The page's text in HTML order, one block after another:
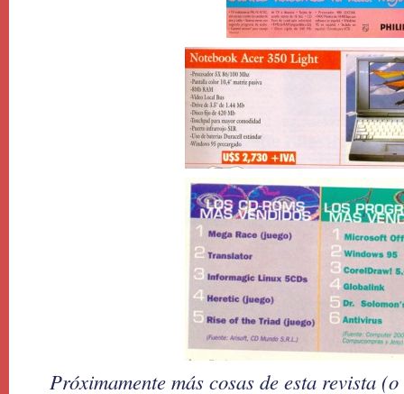
Próximamente más cosas de esta revista